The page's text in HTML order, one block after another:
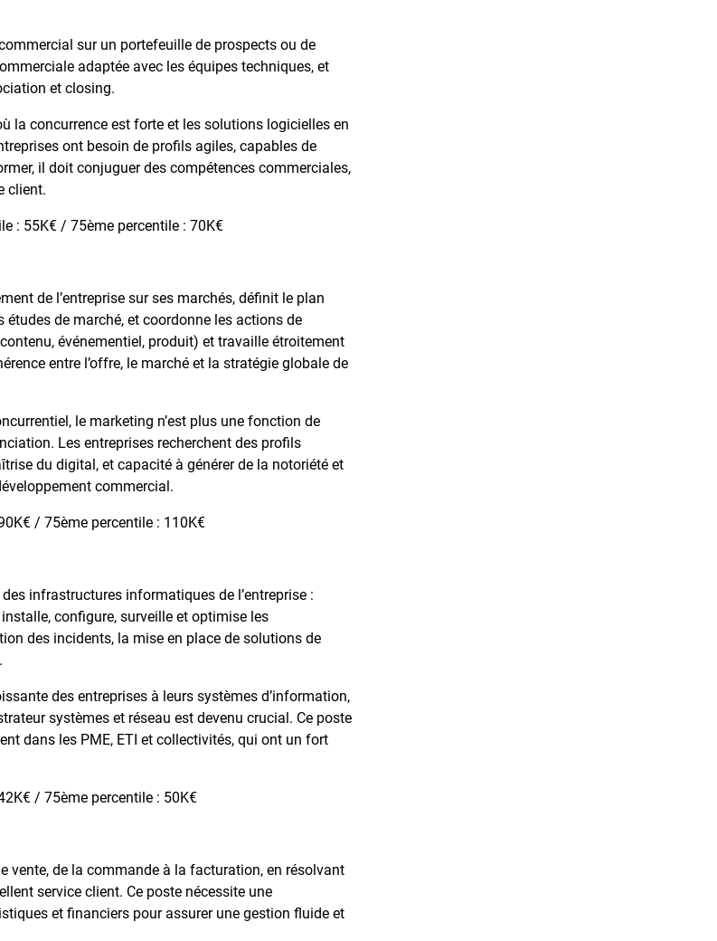
sur un portefeuille de prospects ou de
adaptée avec les équipes techniques, et
et closing.
la concurrence est forte et les solutions logicielles en
ont besoin de profils agiles, capables de
il doit conjuguer des compétences commerciales,
client.
: 55K€ / 75ème percentile : 70K€
de l’entreprise sur ses marchés, définit le plan
de marché, et coordonne les actions de
événementiel, produit) et travaille étroitement
entre l’offre, le marché et la stratégie globale de
le marketing n’est plus une fonction de
Les entreprises recherchent des profils
du digital, et capacité à générer de la notoriété et
commercial.
/ 75ème percentile : 110K€
infrastructures informatiques de l’entreprise :
configure, surveille et optimise les
des incidents, la mise en place de solutions de
des entreprises à leurs systèmes d’information,
systèmes et réseau est devenu crucial. Ce poste
dans les PME, ETI et collectivités, qui ont un fort
/ 75ème percentile : 50K€
vente, de la commande à la facturation, en résolvant
service client. Ce poste nécessite une
et financiers pour assurer une gestion fluide et